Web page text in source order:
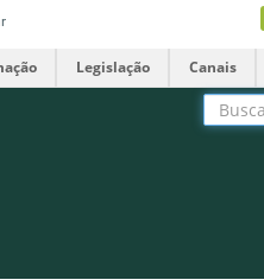
Legislação Canais